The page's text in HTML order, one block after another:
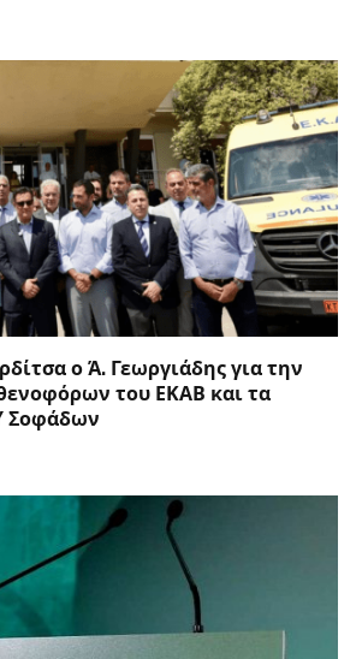
ο Ά. Γεωργιάδης για την
του ΕΚΑΒ και τα
Σοφάδων